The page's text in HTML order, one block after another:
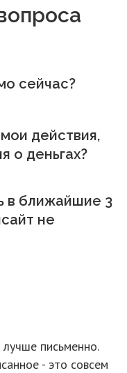
сейчас?
действия,
о деньгах?
в ближайшие 3
не
письменно.
- это совсем